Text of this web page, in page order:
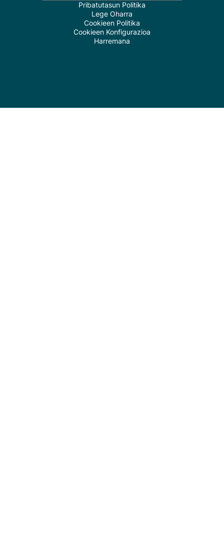
Pribatutasun Politika
Lege Oharra
Cookieen Politika
Cookieen Konfigurazioa
Harremana